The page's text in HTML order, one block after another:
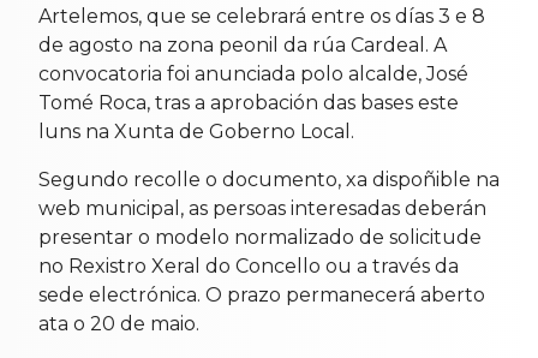
Artelemos, que se celebrará entre os días 3 e 8
de agosto na zona peonil da rúa Cardeal. A
convocatoria foi anunciada polo alcalde, José
Tomé Roca, tras a aprobación das bases este
luns na Xunta de Goberno Local.
Segundo recolle o documento, xa dispoñible na
web municipal, as persoas interesadas deberán
presentar o modelo normalizado de solicitude
no Rexistro Xeral do Concello ou a través da
sede electrónica. O prazo permanecerá aberto
ata o 20 de maio.